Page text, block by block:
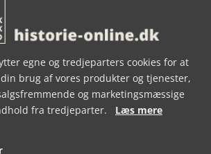
af Pigen fra Auschwitz. Bogen skal
egne og tredjeparters cookies for at
brug af vores produkter og tjenester,
og marketingsmæssige
fra tredjeparter. Læs mere